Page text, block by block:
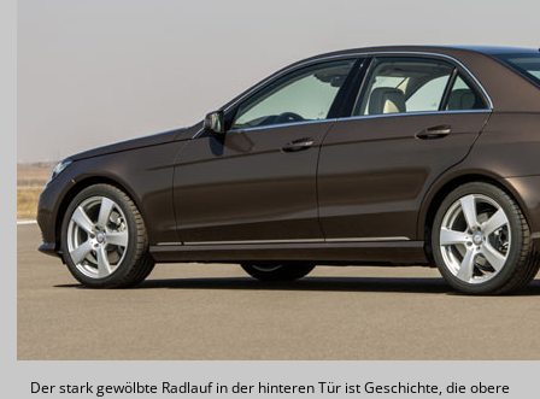
Der stark gewölbte Radlauf in der hinteren Tür ist Geschichte, die obere